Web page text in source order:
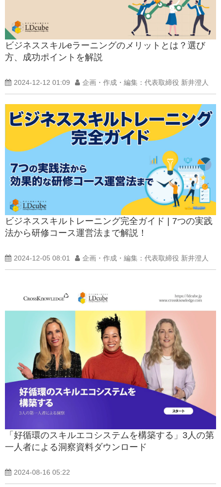
ビジネススキルeラーニングのメリットとは？選び
方、成功ポイントを解説
2024-12-12 01:09 企画・作成・編集：代表取締役 新井澄人
ビジネススキルトレーニング完全ガイド | 7つの実践
法から研修コース運営法まで解説！
2024-12-05 08:01 企画・作成・編集：代表取締役 新井澄人
「好循環のスキルエコシステムを構築する」3人の第
一人者による洞察資料ダウンロード
2024-08-16 05:22